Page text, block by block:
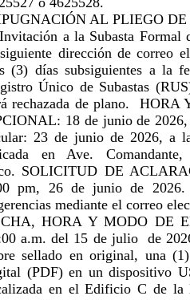
AL PLIEGO DE
a la Subasta Formal
dirección de correo
(3) días subsiguientes a la
Único de Subastas
rechazada de plano.
18 de junio de
23 de junio de 2026, a
en Ave.
SOLICITUD DE
pm, 26 de junio de 2026.
mediante el correo
HORA Y MODO DE
a.m. del 15 de julio de
sellado en original, una
(PDF) en un dispositivo
en el Edificio C de la